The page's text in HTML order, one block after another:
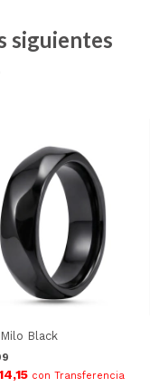
siguientes
Black
con Transferencia